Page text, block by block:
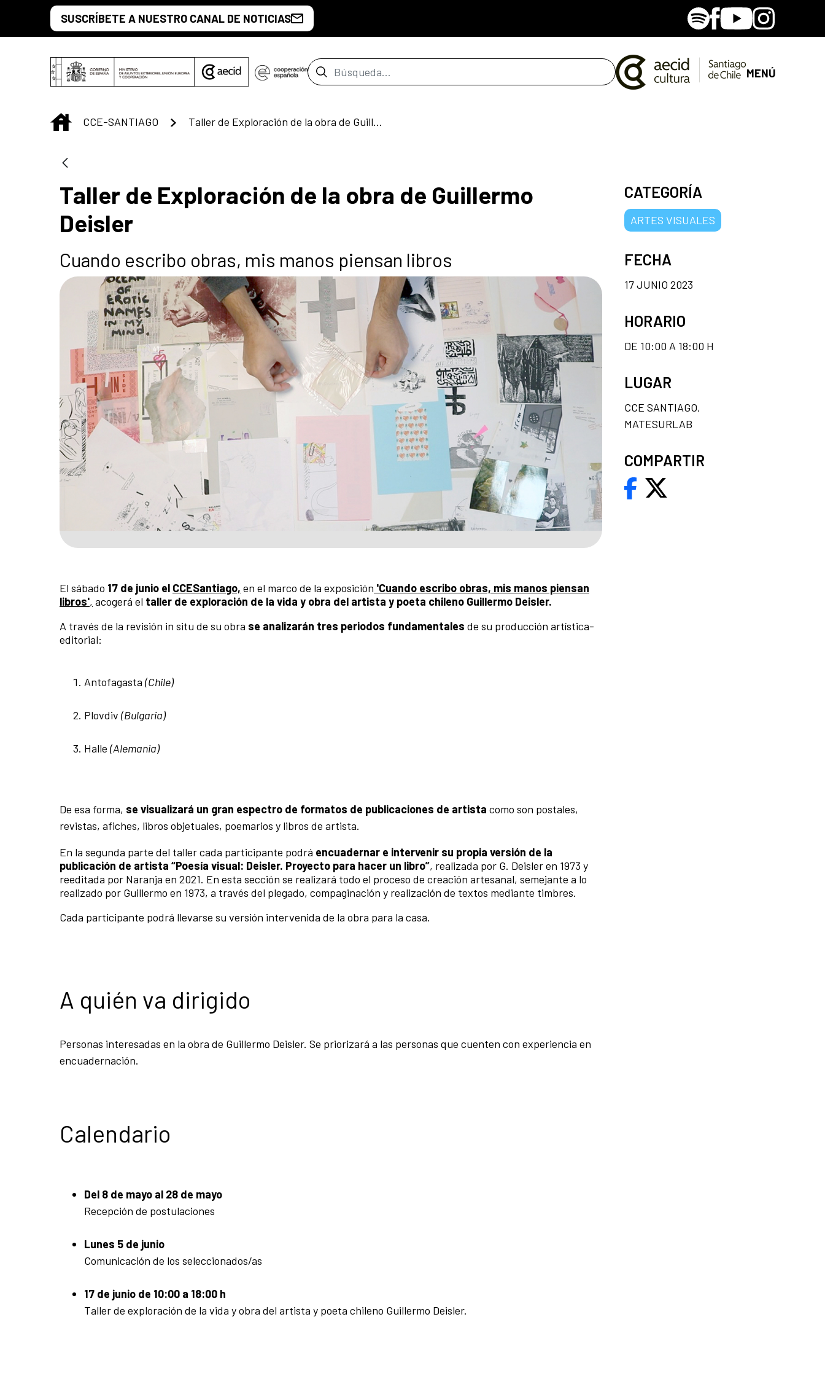
Saltar al contenido principal
SUSCRÍBETE A NUESTRO CANAL DE NOTICIAS SpotifyFacebook
YoutubeInstagram
Barra de búsqueda MENÚ
INICIO
CCE-SANTIAGO Taller de Exploración de la obra de Guillermo Deisler
Taller de Exploración de la obra de Guillermo
Deisler
Cuando escribo obras, mis manos piensan libros
El sábado 17 de junio el CCESantiago, en el marco de la exposición 'Cuando escribo obras, mis manos piensan
libros', acogerá el taller de exploración de la vida y obra del artista y poeta chileno Guillermo Deisler.
A través de la revisión in situ de su obra se analizarán tres periodos fundamentales de su producción artística-
editorial:
Antofagasta (Chile)
Plovdiv (Bulgaria)
Halle (Alemania)
De esa forma, se visualizará un gran espectro de formatos de publicaciones de artista como son postales,
revistas, afiches, libros objetuales, poemarios y libros de artista.
En la segunda parte del taller cada participante podrá encuadernar e intervenir su propia versión de la
publicación de artista “Poesía visual: Deisler. Proyecto para hacer un libro”, realizada por G. Deisler en 1973 y
reeditada por Naranja en 2021. En esta sección se realizará todo el proceso de creación artesanal, semejante a lo
realizado por Guillermo en 1973, a través del plegado, compaginación y realización de textos mediante timbres.
Cada participante podrá llevarse su versión intervenida de la obra para la casa.
A quién va dirigido
Personas interesadas en la obra de Guillermo Deisler. Se priorizará a las personas que cuenten con experiencia en
encuadernación.
Calendario
Del 8 de mayo al 28 de mayo
Recepción de postulaciones
Lunes 5 de junio
Comunicación de los seleccionados/as
17 de junio de 10:00 a 18:00 h
Taller de exploración de la vida y obra del artista y poeta chileno Guillermo Deisler.
CATEGORÍA
ARTES VISUALES
FECHA
17 JUNIO 2023
HORARIO
DE 10:00 A 18:00 H
LUGAR
CCE SANTIAGO,
MATESURLAB
COMPARTIR